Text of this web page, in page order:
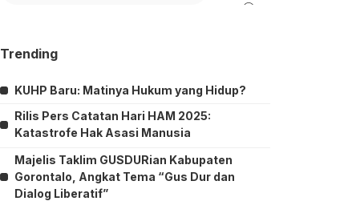
Trending
KUHP Baru: Matinya Hukum yang Hidup?
Rilis Pers Catatan Hari HAM 2025:
Katastrofe Hak Asasi Manusia
Majelis Taklim GUSDURian Kabupaten
Gorontalo, Angkat Tema “Gus Dur dan
Dialog Liberatif”